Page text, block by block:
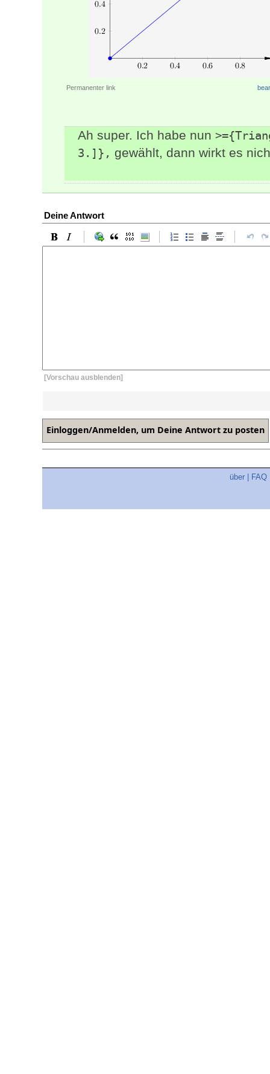
Permanenter link
Ah super. Ich habe nun
3.]}, gewählt, dann wirkt es
Deine Antwort
[Vorschau ausblenden]
über FAQ